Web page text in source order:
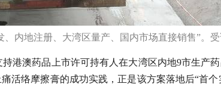
、内地注册、大湾区量产、国内市场直接销售”。
港澳药品上市许可持有人在大湾区内地9市生产
活络摩擦膏的成功实践，正是该方案落地后“首